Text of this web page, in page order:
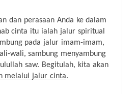
dan perasaan Anda ke dalam
cinta itu ialah jalur spiritual
pada jalur imam-imam,
wali, sambung menyambung
saw. Begitulah, kita akan
melalui jalur cinta.